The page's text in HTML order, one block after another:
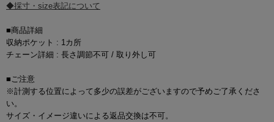
◆採寸・size表記について
■商品詳細
収納ポケット : 1カ所
チェーン詳細 : 長さ調節不可 / 取り外し可
■ご注意
※計測する位置によって多少の誤差がございますので予めご了承くださ
い。
サイズ・イメージ違いによる返品交換は不可。